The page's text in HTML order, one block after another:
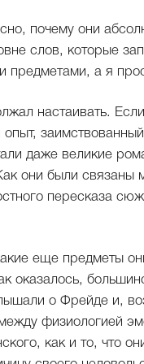
почему они
слов, которые
предметами, а я
настаивать.
даже великие
они были связаны
пересказа
еще предметы
оказалось,
о Фрейде и,
физиологией
как и то, что